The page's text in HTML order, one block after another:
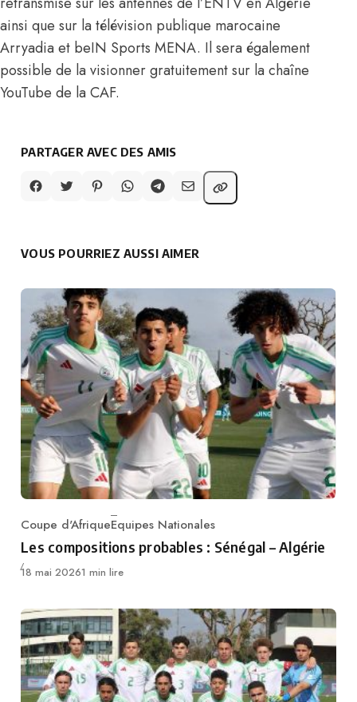
ainsi que sur la télévision publique marocaine
Arryadia et beIN Sports MENA. Il sera également
possible de la visionner gratuitement sur la chaîne
YouTube de la CAF.
PARTAGER AVEC DES AMIS
VOUS POURRIEZ AUSSI AIMER
Category
Coupe d'AfriqueEquipes Nationales
Les compositions probables : Sénégal – Algérie
Publié
18 mai 20261 min lire